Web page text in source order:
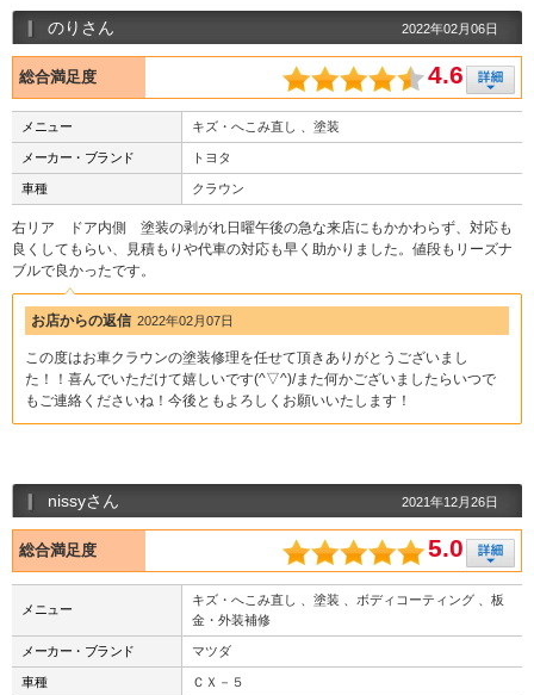
のりさん 2022年02月06日
総合満足度 4.6
メニュー キズ・へこみ直し 、塗装
メーカー・ブランド トヨタ
車種 クラウン
右リア ドア内側 塗装の剥がれ日曜午後の急な来店にもかかわらず、対応も
良くしてもらい、見積もりや代車の対応も早く助かりました。値段もリーズナ
ブルで良かったです。
お店からの返信 2022年02月07日
この度はお車クラウンの塗装修理を任せて頂きありがとうございまし
た！！喜んでいただけて嬉しいです(^▽^)/また何かございましたらいつで
もご連絡くださいね！今後ともよろしくお願いいたします！
nissyさん 2021年12月26日
総合満足度 5.0
メニュー
キズ・へこみ直し 、塗装 、ボディコーティング 、板
金・外装補修
メーカー・ブランド マツダ
車種 ＣＸ－５